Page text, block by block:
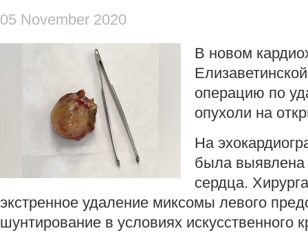
05 November 2020
В новом
операцию по
опухоли на
На
была выявлена
сердца.
экстренное удаление миксомы левого
шунтирование в условиях